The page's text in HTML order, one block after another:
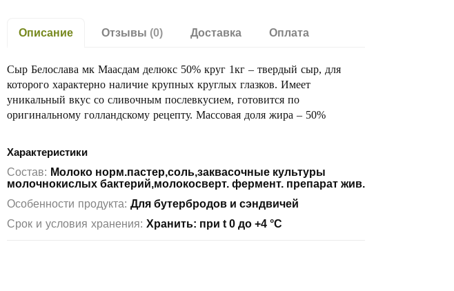
Описание Отзывы (0) Доставка Оплата
Сыр Белослава мк Маасдам делюкс 50% круг 1кг – твердый сыр, для
которого характерно наличие крупных круглых глазков. Имеет
уникальный вкус со сливочным послевкусием, готовится по
оригинальному голландскому рецепту. Массовая доля жира – 50%
Характеристики
Cостав: Молоко норм.пастер,соль,заквасочные культуры
молочнокислых бактерий,молокосверт. фермент. препарат жив.
Особенности продукта: Для бутербродов и сэндвичей
Срок и условия хранения: Хранить: при t 0 до +4 °С